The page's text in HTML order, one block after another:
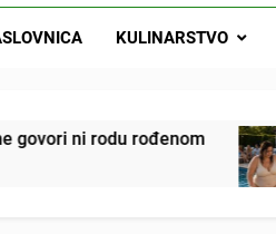
KULINARSTVO
Onog dana
11 Hours Ago